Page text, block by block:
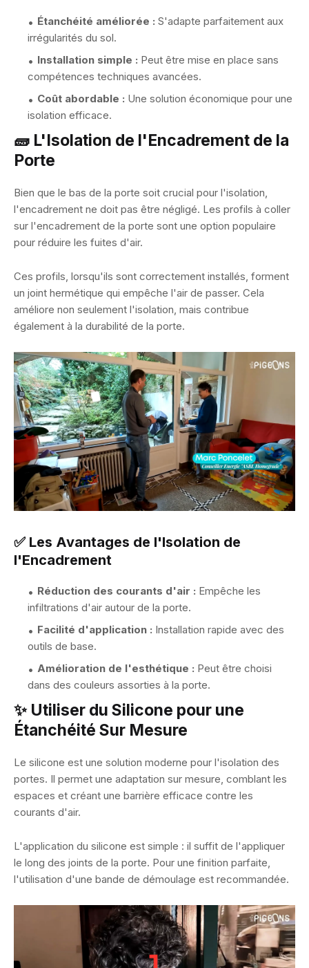
Étanchéité améliorée : S'adapte parfaitement aux
irrégularités du sol.
Installation simple : Peut être mise en place sans
compétences techniques avancées.
Coût abordable : Une solution économique pour une
isolation efficace.
🧱 L'Isolation de l'Encadrement de la
Porte
Bien que le bas de la porte soit crucial pour l'isolation,
l'encadrement ne doit pas être négligé. Les profils à coller
sur l'encadrement de la porte sont une option populaire
pour réduire les fuites d'air.
Ces profils, lorsqu'ils sont correctement installés, forment
un joint hermétique qui empêche l'air de passer. Cela
améliore non seulement l'isolation, mais contribue
également à la durabilité de la porte.
✅ Les Avantages de l'Isolation de
l'Encadrement
Réduction des courants d'air : Empêche les
infiltrations d'air autour de la porte.
Facilité d'application : Installation rapide avec des
outils de base.
Amélioration de l'esthétique : Peut être choisi
dans des couleurs assorties à la porte.
✨ Utiliser du Silicone pour une
Étanchéité Sur Mesure
Le silicone est une solution moderne pour l'isolation des
portes. Il permet une adaptation sur mesure, comblant les
espaces et créant une barrière efficace contre les
courants d'air.
L'application du silicone est simple : il suffit de l'appliquer
le long des joints de la porte. Pour une finition parfaite,
l'utilisation d'une bande de démoulage est recommandée.